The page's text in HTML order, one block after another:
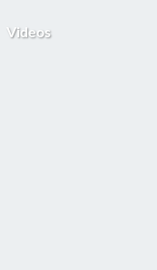
Videos